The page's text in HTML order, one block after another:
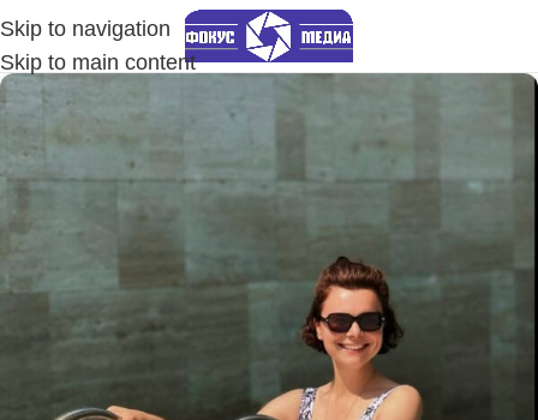
Skip to navigation
Skip to main content